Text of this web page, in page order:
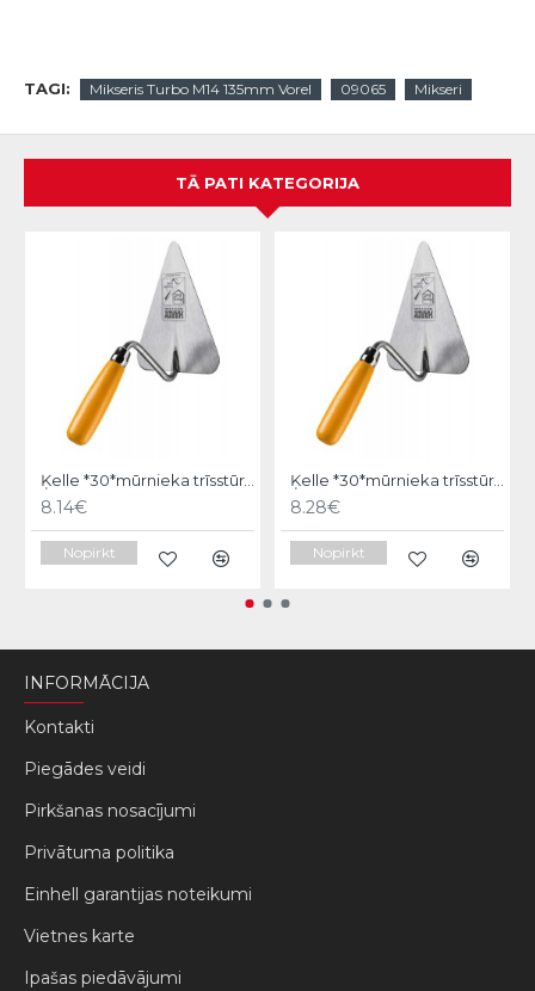
TAGI: Mikseris Turbo M14 135mm Vorel 09065 Mikseri
TĀ PATI KATEGORIJA
Ķelle *30*mūrnieka trīsstūra 18cm, Hardy
8.14€
Nopirkt
Ķelle *30*mūrnieka trīsstūra 20cm, Hardy
8.28€
Nopirkt
INFORMĀCIJA
Kontakti
Piegādes veidi
Pirkšanas nosacījumi
Privātuma politika
Einhell garantijas noteikumi
Vietnes karte
Ipašas piedāvājumi